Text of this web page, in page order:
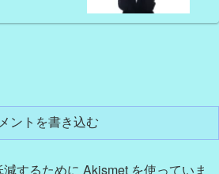
ントを書き込む
するために Akismet を使っていま